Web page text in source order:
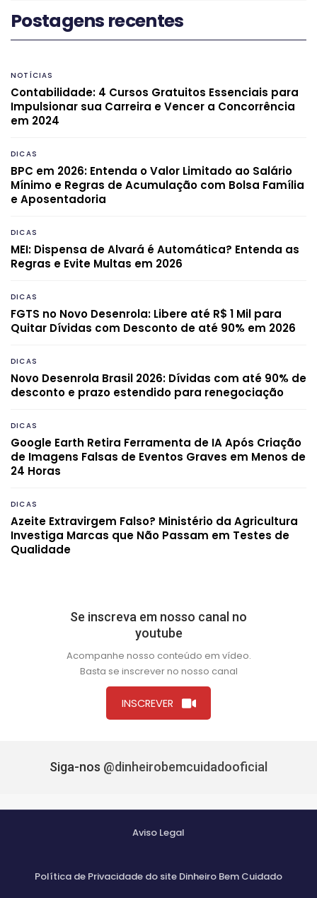
Postagens recentes
NOTÍCIAS
Contabilidade: 4 Cursos Gratuitos Essenciais para
Impulsionar sua Carreira e Vencer a Concorrência
em 2024
DICAS
BPC em 2026: Entenda o Valor Limitado ao Salário
Mínimo e Regras de Acumulação com Bolsa Família
e Aposentadoria
DICAS
MEI: Dispensa de Alvará é Automática? Entenda as
Regras e Evite Multas em 2026
DICAS
FGTS no Novo Desenrola: Libere até R$ 1 Mil para
Quitar Dívidas com Desconto de até 90% em 2026
DICAS
Novo Desenrola Brasil 2026: Dívidas com até 90% de
desconto e prazo estendido para renegociação
DICAS
Google Earth Retira Ferramenta de IA Após Criação
de Imagens Falsas de Eventos Graves em Menos de
24 Horas
DICAS
Azeite Extravirgem Falso? Ministério da Agricultura
Investiga Marcas que Não Passam em Testes de
Qualidade
Se inscreva em nosso canal no
youtube
Acompanhe nosso conteúdo em vídeo.
Basta se inscrever no nosso canal
INSCREVER
Siga-nos @dinheirobemcuidadooficial
Aviso Legal
Política de Privacidade do site Dinheiro Bem Cuidado